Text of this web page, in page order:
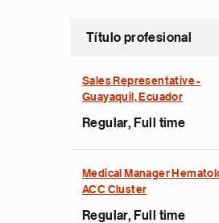
Título profesional
Sales Representative -
Guayaquil, Ecuador
Regular, Full time
Medical Manager
ACC Cluster
Regular, Full time